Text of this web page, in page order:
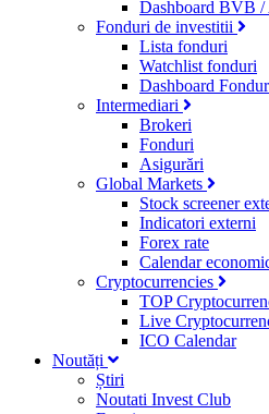
Dashboard BVB /
Fonduri de investitii
Lista fonduri
Watchlist fonduri
Dashboard
Intermediari
Brokeri
Fonduri
Asigurări
Global Markets
Stock screener
Indicatori externi
Forex rate
Calendar
Cryptocurrencies
TOP
Live
ICO Calendar
Noutăți
Știri
Noutati Invest Club